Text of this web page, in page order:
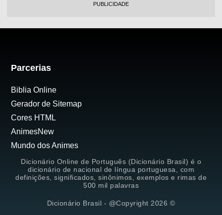
PUBLICIDADE
Parcerias
Biblia Online
Gerador de Sitemap
Cores HTML
AnimesNew
Mundo dos Animes
Dicionário Online de Português (Dicionário Brasil) é o
dicionário de nacional de língua portuguesa, com
definições, significados, sinônimos, exemplos e rimas de
500 mil palavras
Dicionário Brasil - @Copyright 2026 ©